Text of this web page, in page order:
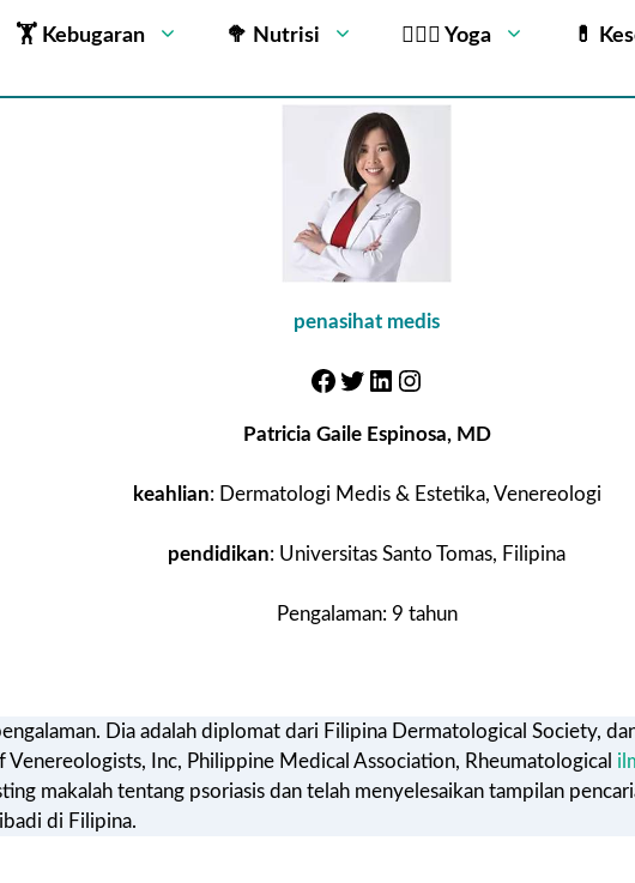
🏋 Kebugaran 🥦 Nutrisi 🧘🏻‍♂️ Yoga 💊
penasihat medis
Patricia Gaile Espinosa, MD
keahlian: Dermatologi Medis & Estetika, Venereologi
pendidikan: Universitas Santo Tomas, Filipina
Pengalaman: 9 tahun
Dia adalah diplomat dari Filipina Dermatological Society,
Inc, Philippine Medical Association, Rheumatological
makalah tentang psoriasis dan telah menyelesaikan tampilan
di Filipina.